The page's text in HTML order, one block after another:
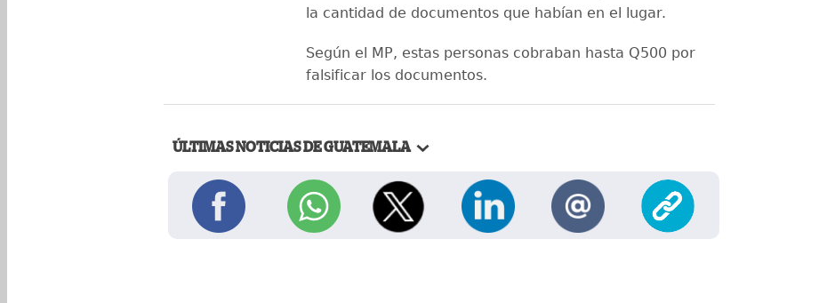
la cantidad de documentos que habían en el lugar.
Según el MP, estas personas cobraban hasta Q500 por
falsificar los documentos.
ÚLTIMAS NOTICIAS DE GUATEMALA